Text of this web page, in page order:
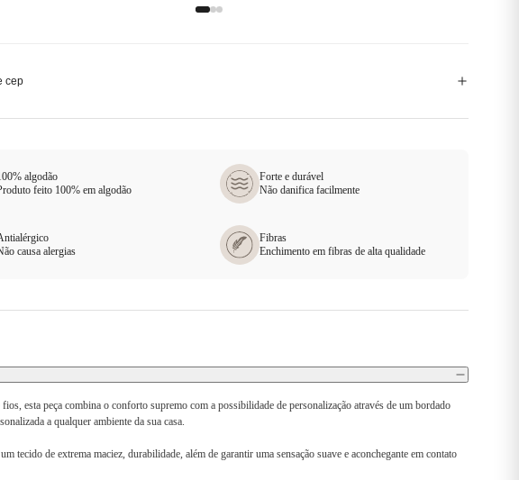
cep
algodão
feito 100% em algodão
Forte e durável
Não danifica facilmente
causa alergias
Fibras
Enchimento em fibras de alta qualidade
esta peça combina o conforto supremo com a possibilidade de personalização através de um bordado
a qualquer ambiente da sua casa.
de extrema maciez, durabilidade, além de garantir uma sensação suave e aconchegante em contato